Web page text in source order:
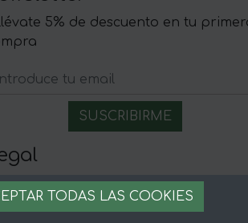
5% de descuento en tu
legal
y condiciones
TODAS LAS COOKIES